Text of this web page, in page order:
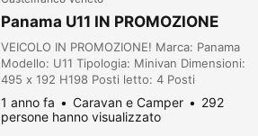
Panama U11 IN PROMOZIONE
VEICOLO IN PROMOZIONE! Marca: Panama
Modello: U11 Tipologia: Minivan Dimensioni:
495 x 192 H198 Posti letto: 4 Posti
omologati: 4 Meccanica: Peugeot Potenza:
145CV Cambio: Manuale CABINA Vetri
posteriori oscurati Radio con schermo
1 anno fa Caravan e Camper
292
persone hanno visualizzato